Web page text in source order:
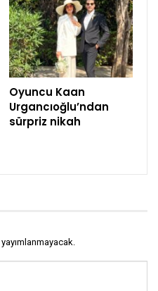
Oyuncu Kaan
Urgancıoğlu’ndan
sürpriz nikah